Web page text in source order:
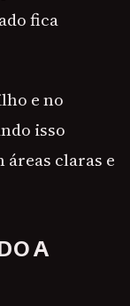
fica
e no
isso
áreas claras e
A